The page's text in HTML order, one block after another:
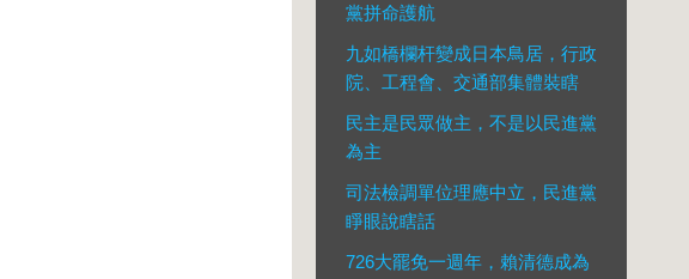
黨拼命護航
九如橋欄杆變成日本鳥居，行政
院、工程會、交通部集體裝瞎
民主是民眾做主，不是以民進黨
為主
司法檢調單位理應中立，民進黨
睜眼說瞎話
726大罷免一週年，賴清德成為